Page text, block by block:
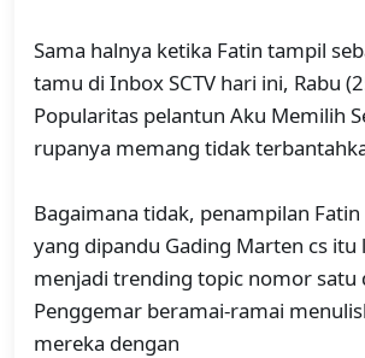
Sama halnya ketika Fatin tampil
tamu di Inbox SCTV hari ini, Rabu
Popularitas pelantun Aku Memilih
rupanya memang tidak
Bagaimana tidak, penampilan
yang dipandu Gading Marten cs itu
menjadi trending topic nomor satu
Penggemar beramai-ramai
mereka dengan